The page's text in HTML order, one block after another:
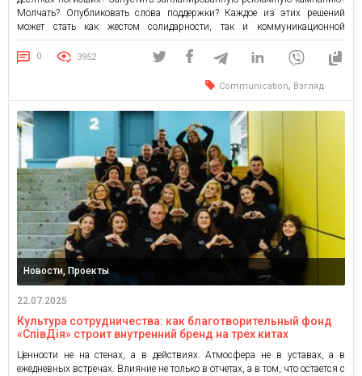
Молчать? Опубликовать слова поддержки? Каждое из этих решений
может стать как жестом солидарности, так и коммуникационной
катастрофой. В то время, когда война ежедневно меняет повестку дня,
бизнес не может позволить себе говорить «вне контекста». Ошибка в тоне,
0 3952
Communication, Взгляд
Новости, Проекты
22.07.2025
Культура сотрудничества: как благотворительный фонд
«СпівДія» строит внутренний бренд на трех китах
Ценности не на стенах, а в действиях. Атмосфера не в уставах, а в
ежедневных встречах. Влияние не только в отчетах, а в том, что остается с